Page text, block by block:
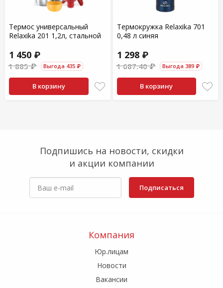
Термос универсальный
Relaxika 201 1,2л, стальной
1 450 ₽
1 885 ₽ Выгода 435 ₽
В корзину
Термокружка Relaxika 701
0,48 л синяя
1 298 ₽
1 687.40 ₽ Выгода 389 ₽
В корзину
Подпишись на новости, скидки
и акции компании
Подписаться
Компания
Юр.лицам
Новости
Вакансии